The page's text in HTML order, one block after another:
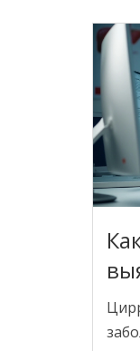
мы
к